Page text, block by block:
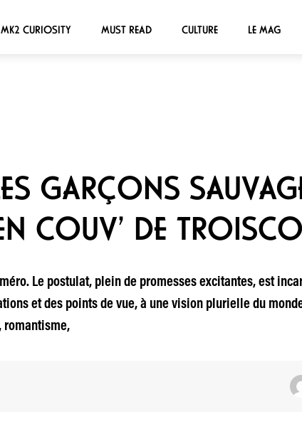
MK2 CURIOSITY MUST READ CULTURE LE MAG
GARÇONS
COUV’ DE
Le postulat, plein de promesses excitantes, est
et des points de vue, à une vision plurielle du
romantisme,